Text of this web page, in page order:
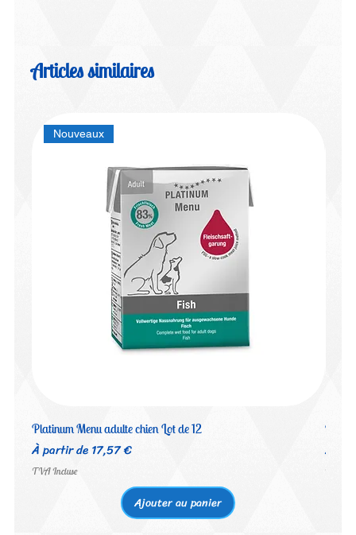
Articles similaires
Nouveaux
Platinum Menu adulte chien Lot de 12
À partir de17,57 €
Prix promotionnel
TVA Incluse
Ajouter au panier
À
Prix
TVA